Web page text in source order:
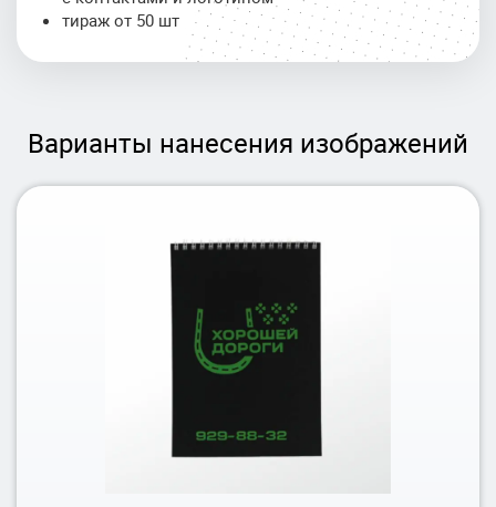
тираж от 50 шт
Варианты нанесения изображений